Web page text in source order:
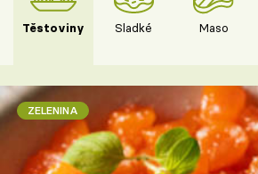
Těstoviny Sladké Maso
ZELENINA